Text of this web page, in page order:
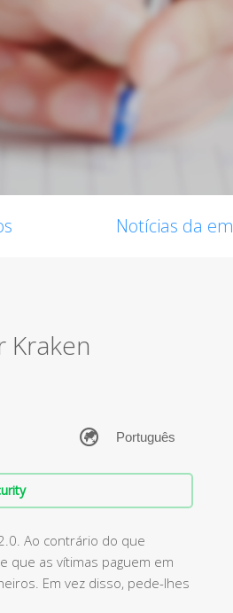
Notícias da
Kraken
Ao contrário do que
que as vítimas paguem em
Em vez disso, pede-lhes